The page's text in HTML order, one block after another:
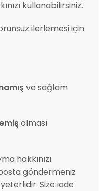
kullanabilirsiniz.
ilerlemesi için
ve sağlam
olması
hakkınızı
göndermeniz
Size iade